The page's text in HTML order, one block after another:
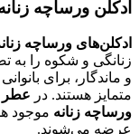
ادکلن ورساچه
ادکلن‌های ورساچه
زنانگی و شکوه را
و ماندگار، برای
متمایز هستند. در عطر
ورساچه زنانه موجود
عرضه می‌شوند.